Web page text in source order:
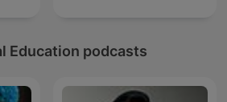
Education podcasts